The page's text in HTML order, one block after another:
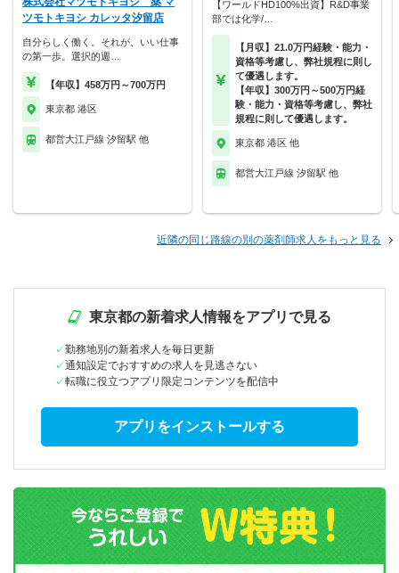
ツモトキヨシ カレッタ汐留店
自分らしく働く。それが、いい仕事
の第一歩。選択的週…
【年収】458万円～700万円
東京都 港区
都営大江戸線 汐留駅 他
【ワールドHD100%出資】R&D事業
部では化学/…
【月収】21.0万円経験・能力・
資格等考慮し、弊社規程に則し
て優遇します。
【年収】300万円～500万円経
験・能力・資格等考慮し、弊社
規程に則して優遇します。
東京都 港区 他
都営大江戸線 汐留駅 他
近隣の同じ路線の別の薬剤師求人をもっと見る
東京都の新着求人情報をアプリで見る
勤務地別の新着求人を毎日更新
通知設定でおすすめの求人を見逃さない
転職に役立つアプリ限定コンテンツを配信中
アプリをインストールする